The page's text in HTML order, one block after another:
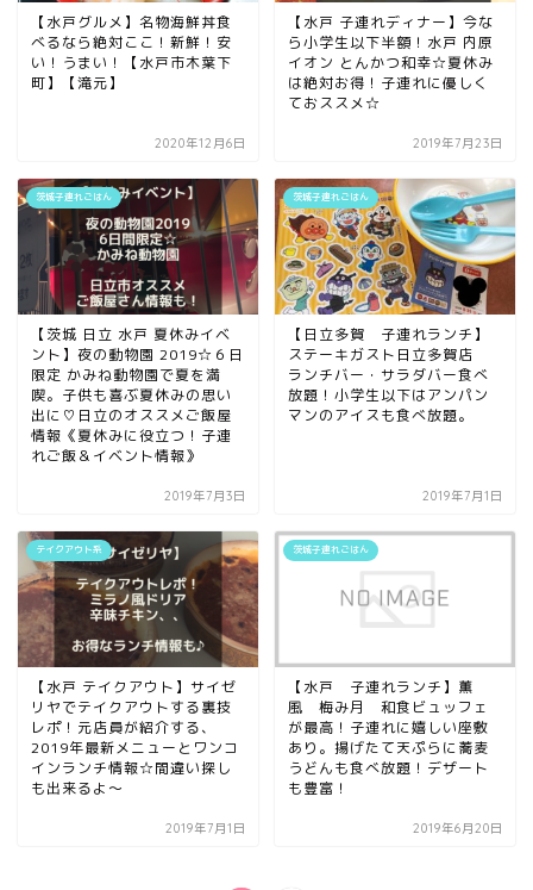
【水戸グルメ】名物海鮮丼食
べるなら絶対ここ！新鮮！安
い！うまい！【水戸市木葉下
町】【滝元】
2020年12月6日
【水戸 子連れディナー】今な
ら小学生以下半額！水戸 内原
イオン とんかつ和幸☆夏休み
は絶対お得！子連れに優しく
ておススメ☆
2019年7月23日
茨城子連れごはん
【茨城 日立 水戸 夏休みイベ
ント】夜の動物園 2019☆６日
限定 かみね動物園で夏を満
喫。子供も喜ぶ夏休みの思い
出に♡日立のオススメご飯屋
情報《夏休みに役立つ！子連
れご飯＆イベント情報》
2019年7月3日
茨城子連れごはん
【日立多賀 子連れランチ】
ステーキガスト日立多賀店
ランチバー・サラダバー食べ
放題！小学生以下はアンパン
マンのアイスも食べ放題。
2019年7月1日
テイクアウト系
【水戸 テイクアウト】サイゼ
リヤでテイクアウトする裏技
レポ！元店員が紹介する、
2019年最新メニューとワンコ
インランチ情報☆間違い探し
も出来るよ〜
2019年7月1日
茨城子連れごはん
【水戸 子連れランチ】薫
風 梅み月 和食ビュッフェ
が最高！子連れに嬉しい座敷
あり。揚げたて天ぷらに蕎麦
うどんも食べ放題！デザート
も豊富！
2019年6月20日